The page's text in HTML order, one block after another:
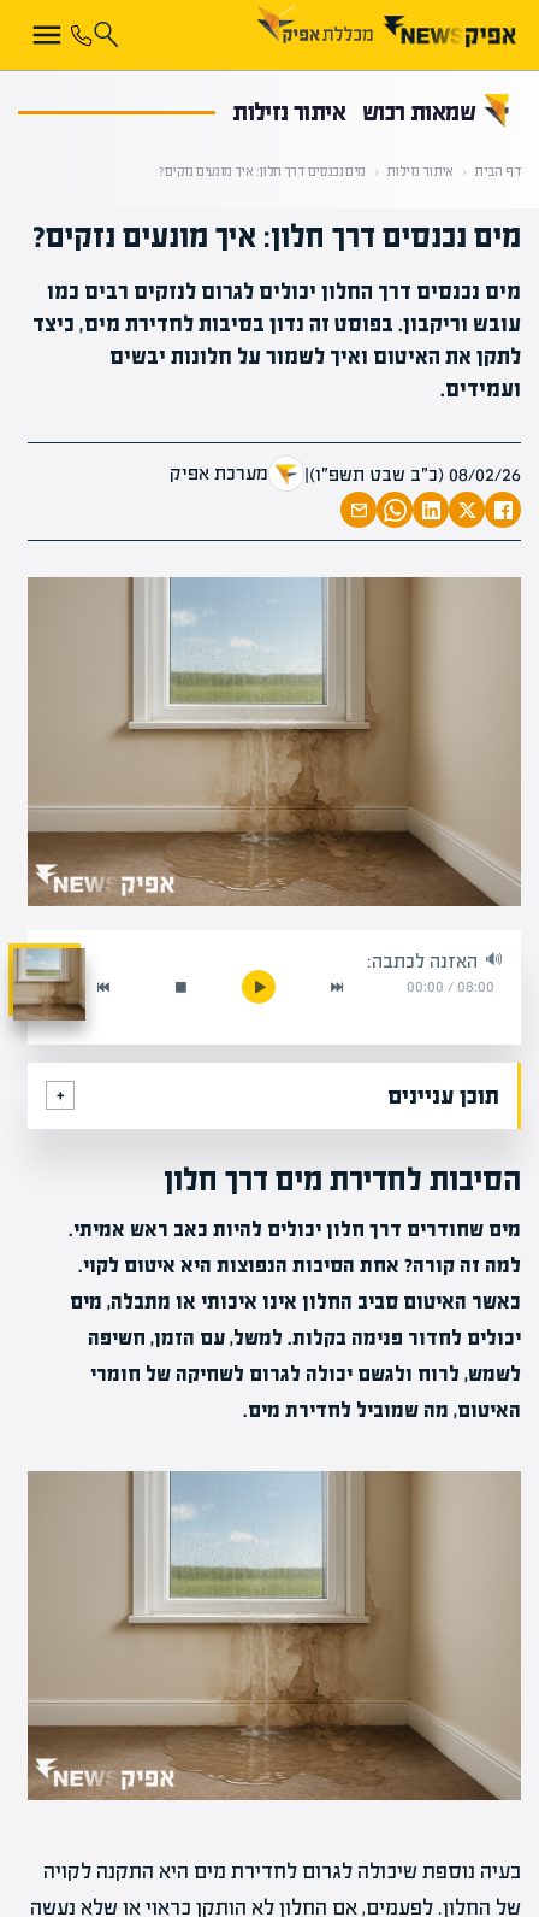
שמאות רכוש איתור נזילות
דף הבית ‹ איתור נזילות ‹ מים נכנסים דרך חלון: איך מונעים נזקים?
מים נכנסים דרך חלון: איך מונעים נזקים?
מים נכנסים דרך החלון יכולים לגרום לנזקים רבים כמו
עובש וריקבון. בפוסט זה נדון בסיבות לחדירת מים, כיצד
לתקן את האיטום ואיך לשמור על חלונות יבשים
ועמידים.
08/02/26 (כ״ב שבט תשפ״ו) | מערכת אפיק
האזנה לכתבה:
08:00
/
00:00
תוכן עניינים
הסיבות לחדירת מים דרך חלון
מים שחודרים דרך חלון יכולים להיות כאב ראש אמיתי.
למה זה קורה? אחת הסיבות הנפוצות היא איטום לקוי.
כאשר האיטום סביב החלון אינו איכותי או מתבלה, מים
יכולים לחדור פנימה בקלות. למשל, עם הזמן, חשיפה
לשמש, לרוח ולגשם יכולה לגרום לשחיקה של חומרי
האיטום, מה שמוביל לחדירת מים.
בעיה נוספת שיכולה לגרום לחדירת מים היא התקנה לקויה
של החלון. לפעמים, אם החלון לא הותקן כראוי או שלא נעשה